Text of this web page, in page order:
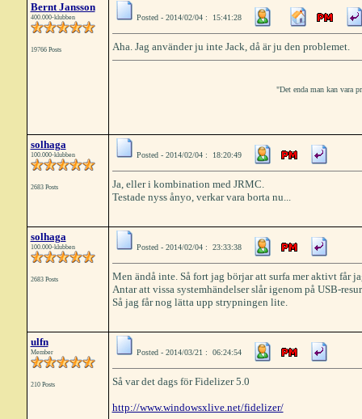
Bernt Jansson
400.000-klubben
19766 Posts
Posted - 2014/02/04 : 15:41:28
Aha. Jag använder ju inte Jack, då är ju den problemet.
"Det enda man kan vara
solhaga
100.000-klubben
2683 Posts
Posted - 2014/02/04 : 18:20:49
Ja, eller i kombination med JRMC.
Testade nyss ånyo, verkar vara borta nu...
solhaga
100.000-klubben
2683 Posts
Posted - 2014/02/04 : 23:33:38
Men ändå inte. Så fort jag börjar att surfa mer aktivt får
Antar att vissa systemhändelser slår igenom på USB-
Så jag får nog lätta upp strypningen lite.
ulfn
Member
210 Posts
Posted - 2014/03/21 : 06:24:54
Så var det dags för Fidelizer 5.0
http://www.windowsxlive.net/fidelizer/